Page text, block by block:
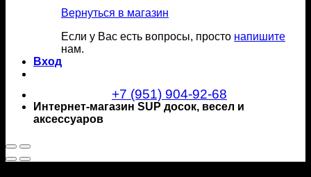
Вернуться в магазин
Если у Вас есть вопросы, просто напишите
нам.
Вход
+7 (951) 904-92-68
Интернет-магазин SUP досок, весел и
аксессуаров